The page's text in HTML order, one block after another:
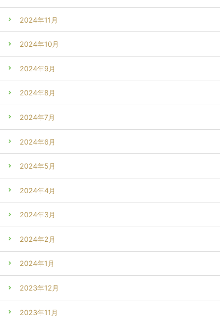
2024年11月
2024年10月
2024年9月
2024年8月
2024年7月
2024年6月
2024年5月
2024年4月
2024年3月
2024年2月
2024年1月
2023年12月
2023年11月